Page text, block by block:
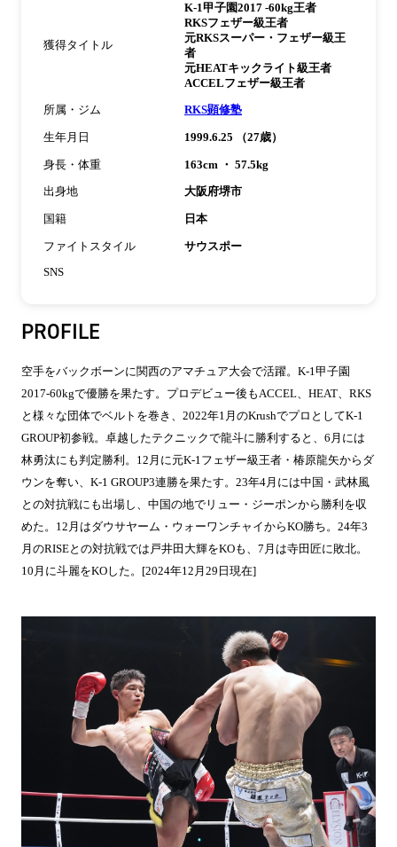
獲得タイトル
K-1甲子園2017 -60kg王者
RKSフェザー級王者
元RKSスーパー・フェザー級王
者
元HEATキックライト級王者
ACCELフェザー級王者
所属・ジム RKS顕修塾
生年月日 1999.6.25 （27歳）
身長・体重 163cm ・ 57.5kg
出身地 大阪府堺市
国籍 日本
ファイトスタイル サウスポー
SNS
PROFILE
空手をバックボーンに関西のアマチュア大会で活躍。K-1甲子園
2017-60kgで優勝を果たす。プロデビュー後もACCEL、HEAT、RKS
と様々な団体でベルトを巻き、2022年1月のKrushでプロとしてK-1
GROUP初参戦。卓越したテクニックで龍斗に勝利すると、6月には
林勇汰にも判定勝利。12月に元K-1フェザー級王者・椿原龍矢からダ
ウンを奪い、K-1 GROUP3連勝を果たす。23年4月には中国・武林風
との対抗戦にも出場し、中国の地でリュー・ジーポンから勝利を収
めた。12月はダウサヤーム・ウォーワンチャイからKO勝ち。24年3
月のRISEとの対抗戦では戸井田大輝をKOも、7月は寺田匠に敗北。
10月に斗麗をKOした。[2024年12月29日現在]